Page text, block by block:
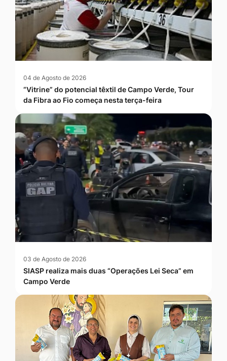
04 de Agosto de 2026
“Vitrine” do potencial têxtil de Campo Verde, Tour
da Fibra ao Fio começa nesta terça-feira
03 de Agosto de 2026
SIASP realiza mais duas “Operações Lei Seca” em
Campo Verde